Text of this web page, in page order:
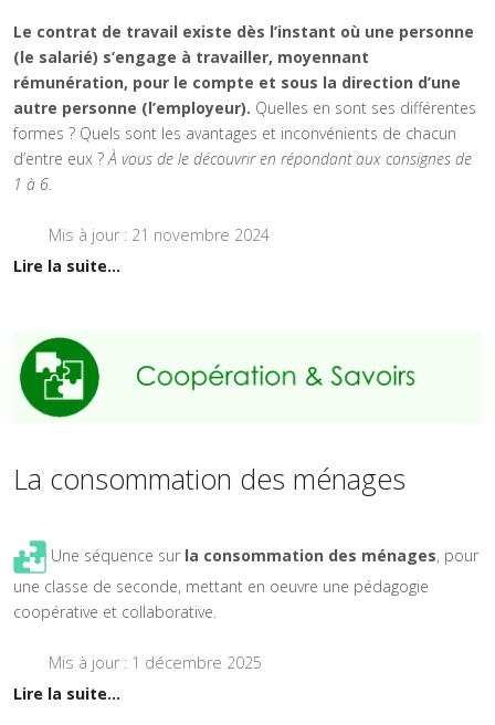
Le contrat de travail existe dès l’instant où une personne
(le salarié) s’engage à travailler, moyennant
rémunération, pour le compte et sous la direction d’une
autre personne (l’employeur). Quelles en sont ses différentes
formes ? Quels sont les avantages et inconvénients de chacun
d’entre eux ?À vous de le découvrir en répondant aux consignes de
1 à 6.
Mis à jour : 21 novembre 2024
Lire la suite...
La consommation des ménages
Une séquence sur la consommation des ménages, pour
une classe de seconde, mettant en oeuvre une pédagogie
coopérative et collaborative.
Mis à jour : 1 décembre 2025
Lire la suite...